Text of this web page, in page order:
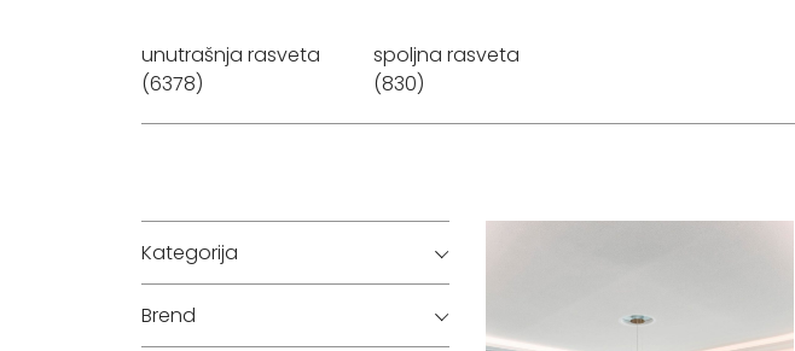
unutrašnja rasveta
(6378)
spoljna rasveta
(830)
Kategorija
Brend